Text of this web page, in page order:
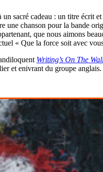
sacré cadeau : un titre écrit
une chanson pour la bande
que nous aimons
« Que la force soit avec
Writing’s On The
et enivrant du groupe